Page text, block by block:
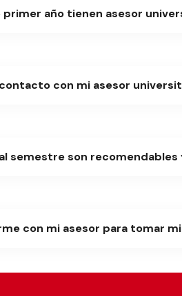
primer año tienen asesor
con mi asesor
semestre son recomendables
con mi asesor para tomar